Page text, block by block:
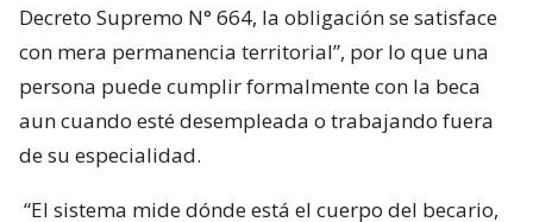
Decreto Supremo N° 664, la obligación se satisface
con mera permanencia territorial”, por lo que una
persona puede cumplir formalmente con la beca
aun cuando esté desempleada o trabajando fuera
de su especialidad.
“El sistema mide dónde está el cuerpo del becario,